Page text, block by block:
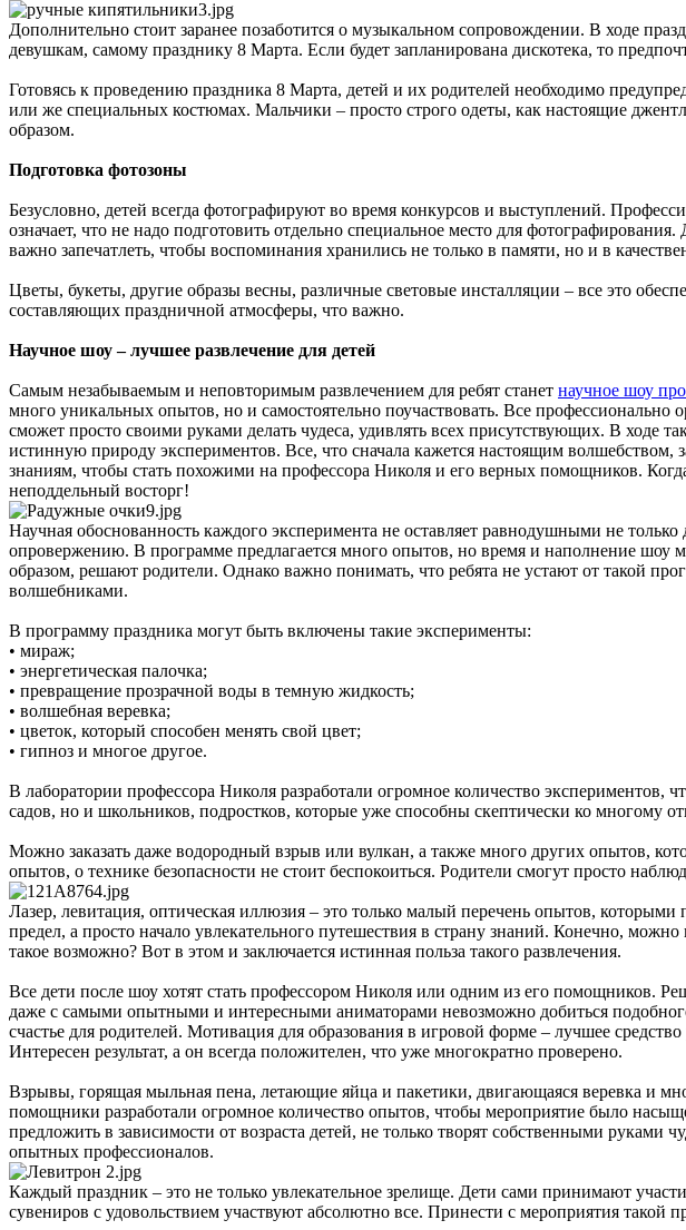
Дополнительно стоит заранее позаботится о музыкальном сопровождении. В ходе
девушкам, самому празднику 8 Марта. Если будет запланирована дискотека, то
Готовясь к проведению праздника 8 Марта, детей и их родителей необходимо
или же специальных костюмах. Мальчики – просто строго одеты, как настоящие
образом.
Подготовка фотозоны
Безусловно, детей всегда фотографируют во время конкурсов и выступлений.
означает, что не надо подготовить отдельно специальное место для
важно запечатлеть, чтобы воспоминания хранились не только в памяти, но и в
Цветы, букеты, другие образы весны, различные световые инсталляции – все это
составляющих праздничной атмосферы, что важно.
Научное шоу – лучшее развлечение для детей
Самым незабываемым и неповторимым развлечением для ребят станет научное шоу
много уникальных опытов, но и самостоятельно поучаствовать. Все
сможет просто своими руками делать чудеса, удивлять всех присутствующих. В ходе
истинную природу экспериментов. Все, что сначала кажется настоящим волшебством,
знаниям, чтобы стать похожими на профессора Николя и его верных помощников.
неподдельный восторг!
Научная обоснованность каждого эксперимента не оставляет равнодушными не
опровержению. В программе предлагается много опытов, но время и наполнение шоу
образом, решают родители. Однако важно понимать, что ребята не устают от такой
волшебниками.
В программу праздника могут быть включены такие эксперименты:
• мираж;
• энергетическая палочка;
• превращение прозрачной воды в темную жидкость;
• волшебная веревка;
• цветок, который способен менять свой цвет;
• гипноз и многое другое.
В лаборатории профессора Николя разработали огромное количество
садов, но и школьников, подростков, которые уже способны скептически ко многому
Можно заказать даже водородный взрыв или вулкан, а также много других опытов,
опытов, о технике безопасности не стоит беспокоиться. Родители смогут просто
Лазер, левитация, оптическая иллюзия – это только малый перечень опытов,
предел, а просто начало увлекательного путешествия в страну знаний. Конечно,
такое возможно? Вот в этом и заключается истинная польза такого развлечения.
Все дети после шоу хотят стать профессором Николя или одним из его помощников.
даже с самыми опытными и интересными аниматорами невозможно добиться
счастье для родителей. Мотивация для образования в игровой форме – лучшее
Интересен результат, а он всегда положителен, что уже многократно проверено.
Взрывы, горящая мыльная пена, летающие яйца и пакетики, двигающаяся веревка и
помощники разработали огромное количество опытов, чтобы мероприятие было
предложить в зависимости от возраста детей, не только творят собственными
опытных профессионалов.
Каждый праздник – это не только увлекательное зрелище. Дети сами принимают
сувениров с удовольствием участвуют абсолютно все. Принести с мероприятия